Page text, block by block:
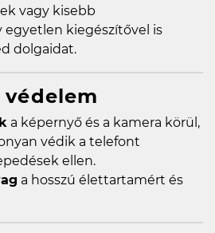
vagy kisebb
kiegészítővel is
dolgaidat.
a képernyő és a kamera körül,
védik a telefont
ellen.
a hosszú élettartamért és